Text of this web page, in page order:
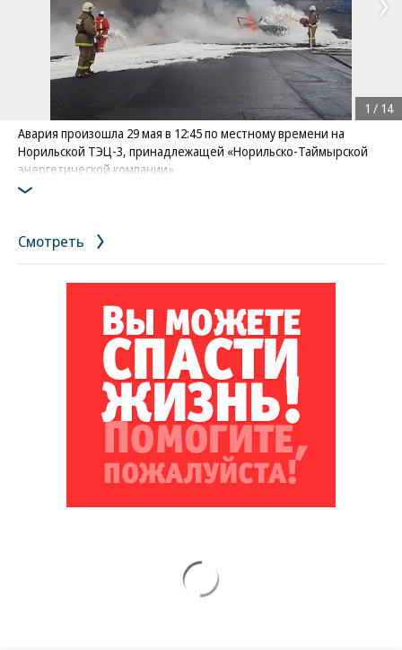
Авария произошла 29 мая в 12:45 по местному времени на
Норильской ТЭЦ-3, принадлежащей «Норильско-Таймырской
энергетической компании»
Фото: предоставлено Морской спасательной службой
1 / 14
Смотреть